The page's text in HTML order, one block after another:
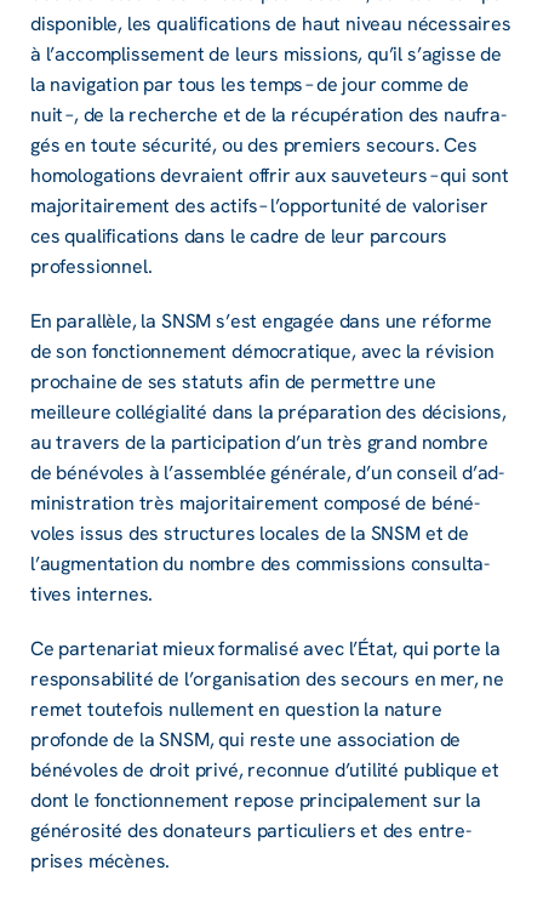
dispo­nible, les quali­fi­ca­tions de haut niveau néces­saires
à l’ac­com­plis­se­ment de leurs missions, qu’il s’agisse de
la navi­ga­tion par tous les temps – de jour comme de
nuit –, de la recherche et de la récu­pé­ra­tion des naufra­
gés en toute sécu­rité, ou des premiers secours. Ces
homo­lo­ga­tions devraient offrir aux sauve­teurs – qui sont
majo­ri­tai­re­ment des actifs – l’op­por­tu­nité de valo­ri­ser
ces quali­fi­ca­tions dans le cadre de leur parcours
profes­sion­nel.
En paral­lèle, la SNSM s’est enga­gée dans une réforme
de son fonc­tion­ne­ment démo­cra­tique, avec la révi­sion
prochaine de ses statuts afin de permettre une
meilleure collé­gia­lité dans la prépa­ra­tion des déci­sions,
au travers de la parti­ci­pa­tion d’un très grand nombre
de béné­voles à l’as­sem­blée géné­rale, d’un conseil d’ad­
mi­nis­tra­tion très majo­ri­tai­re­ment composé de béné­
voles issus des struc­tures locales de la SNSM et de
l’aug­men­ta­tion du nombre des commis­sions consul­ta­
tives internes.
Ce parte­na­riat mieux forma­lisé avec l’État, qui porte la
respon­sa­bi­lité de l’or­ga­ni­sa­tion des secours en mer, ne
remet toute­fois nulle­ment en ques­tion la nature
profonde de la SNSM, qui reste une asso­cia­tion de
béné­voles de droit privé, recon­nue d’uti­lité publique et
dont le fonc­tion­ne­ment repose prin­ci­pa­le­ment sur la
géné­ro­sité des dona­teurs parti­cu­liers et des entre­
prises mécènes.